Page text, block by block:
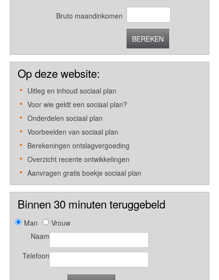
Bruto maandinkomen
BEREKEN
Op deze website:
Uitleg en inhoud sociaal plan
Voor wie geldt een sociaal plan?
Onderdelen sociaal plan
Voorbeelden van sociaal plan
Berekeningen ontslagvergoeding
Overzicht recente ontwikkelingen
Aanvragen gratis boekje sociaal plan
Binnen 30 minuten teruggebeld
Man
Vrouw
Naam
Telefoon